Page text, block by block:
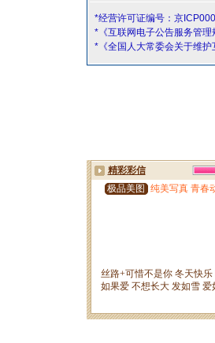
*经营许可证编号：京
*《互联网电子公告服务管理
*《全国人大常委会关于维护